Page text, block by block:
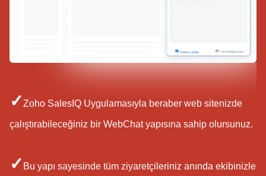
✓Zoho SalesIQ Uygulamasıyla beraber web sitenizde
çalıştırabileceğiniz bir WebChat yapısına sahip olursunuz.
✓ Bu yapı sayesinde tüm ziyaretçileriniz anında ekibinizle